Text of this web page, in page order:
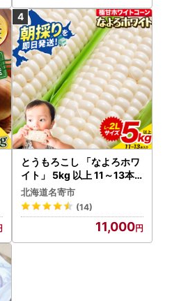
とうもろこし 「なよろホワ
イト」 5kg 以上 11～13本
名寄 とうもろこし
北海道名寄市
(14)
11,000